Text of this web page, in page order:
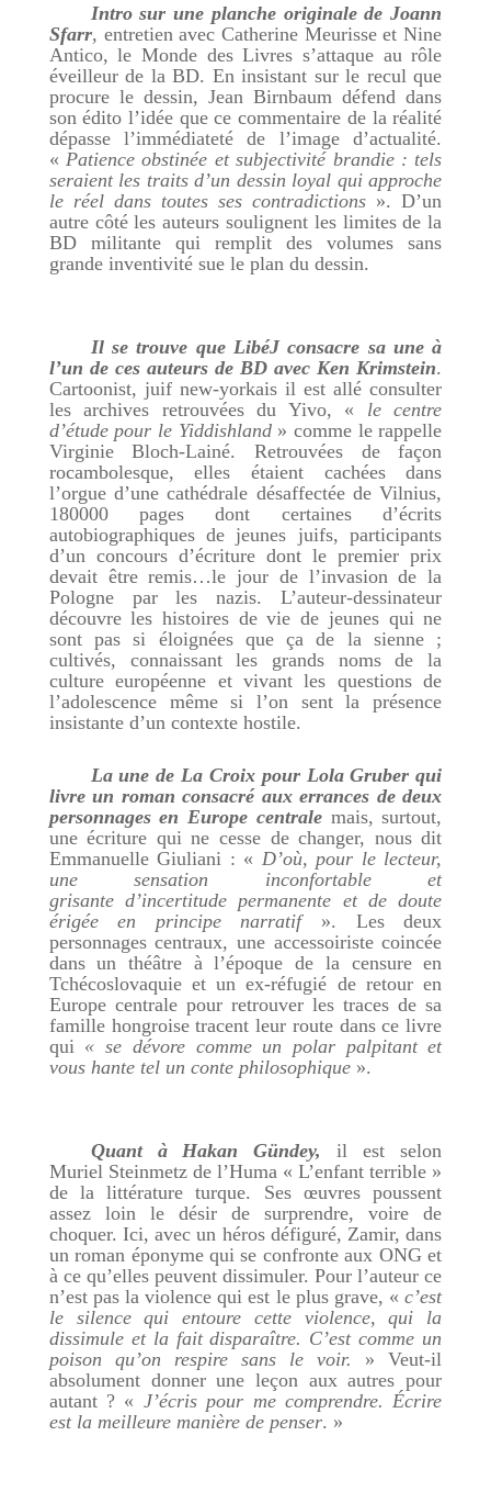
Intro sur une planche originale de Joann
Sfarr, entretien avec Catherine Meurisse et Nine
Antico, le Monde des Livres s’attaque au rôle
éveilleur de la BD. En insistant sur le recul que
procure le dessin, Jean Birnbaum défend dans
son édito l’idée que ce commentaire de la réalité
dépasse l’immédiateté de l’image d’actualité.
« Patience obstinée et subjectivité brandie : tels
seraient les traits d’un dessin loyal qui approche
le réel dans toutes ses contradictions ». D’un
autre côté les auteurs soulignent les limites de la
BD militante qui remplit des volumes sans
grande inventivité sue le plan du dessin.
Il se trouve que LibéJ consacre sa une à
l’un de ces auteurs de BD avec Ken Krimstein.
Cartoonist, juif new-yorkais il est allé consulter
les archives retrouvées du Yivo, « le centre
d’étude pour le Yiddishland » comme le rappelle
Virginie Bloch-Lainé. Retrouvées de façon
rocambolesque, elles étaient cachées dans
l’orgue d’une cathédrale désaffectée de Vilnius,
180000 pages dont certaines d’écrits
autobiographiques de jeunes juifs, participants
d’un concours d’écriture dont le premier prix
devait être remis…le jour de l’invasion de la
Pologne par les nazis. L’auteur-dessinateur
découvre les histoires de vie de jeunes qui ne
sont pas si éloignées que ça de la sienne ;
cultivés, connaissant les grands noms de la
culture européenne et vivant les questions de
l’adolescence même si l’on sent la présence
insistante d’un contexte hostile.
La une de La Croix pour Lola Gruber qui
livre un roman consacré aux errances de deux
personnages en Europe centralemais, surtout,
une écriture qui ne cesse de changer, nous dit
Emmanuelle Giuliani : « D’où, pour le lecteur,
une sensation inconfortable et
grisante d’incertitude permanente et de doute
érigée en principe narratif». Les deux
personnages centraux, une accessoiriste coincée
dans un théâtre à l’époque de la censure en
Tchécoslovaquie et un ex-réfugié de retour en
Europe centrale pour retrouver les traces de sa
famille hongroise tracent leur route dans ce livre
qui « se dévore comme un polar palpitant et
vous hante tel un conte philosophique».
Quant à Hakan Gündey,il est selon
Muriel Steinmetz de l’Huma « L’enfant terrible »
de la littérature turque. Ses œuvres poussent
assez loin le désir de surprendre, voire de
choquer. Ici, avec un héros défiguré, Zamir, dans
un roman éponyme qui se confronte aux ONG et
à ce qu’elles peuvent dissimuler. Pour l’auteur ce
n’est pas la violence qui est le plus grave, «c’est
le silence qui entoure cette violence, qui la
dissimule et la fait disparaître. C’est comme un
poison qu’on respire sans le voir.
» Veut-il
absolument donner une leçon aux autres pour
autant ? « J’écris pour me comprendre. Écrire
est la meilleure manière de penser. »